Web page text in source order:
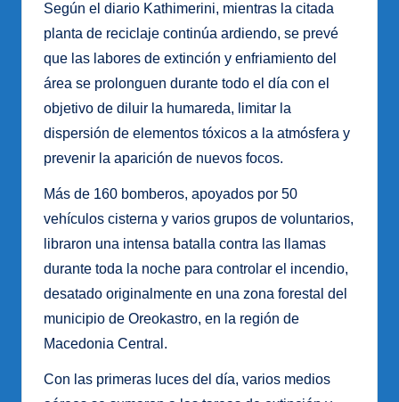
Según el diario Kathimerini, mientras la citada
planta de reciclaje continúa ardiendo, se prevé
que las labores de extinción y enfriamiento del
área se prolonguen durante todo el día con el
objetivo de diluir la humareda, limitar la
dispersión de elementos tóxicos a la atmósfera y
prevenir la aparición de nuevos focos.
Más de 160 bomberos, apoyados por 50
vehículos cisterna y varios grupos de voluntarios,
libraron una intensa batalla contra las llamas
durante toda la noche para controlar el incendio,
desatado originalmente en una zona forestal del
municipio de Oreokastro, en la región de
Macedonia Central.
Con las primeras luces del día, varios medios